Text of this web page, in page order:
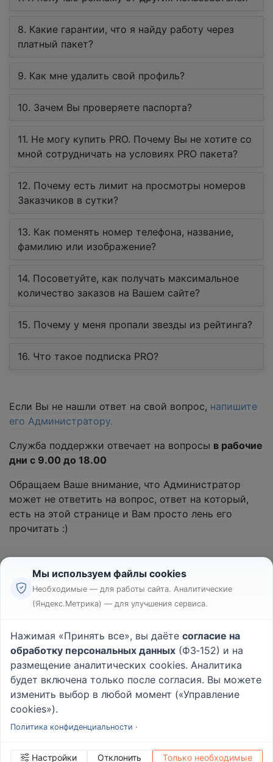
8. Какие гарантии, что я найду работу через
платный пакет?
9. Как мне удалить свой профиль?
10. Зачем Вы проверяете паспорта?
11. Не могу купить PRO. Почему Вы не хотите со
мной сотрудничать на условиях PRO пакета?
12. Почему есть лимит на просмотры номеров
Заказчиков в сутки?
13. Как поменять номер телефона, название,
фамилию или изображение?
14. Посоветуйте, как получать максимальное
количество заказов на Вашем сайте?
15. Почему у меня пропали звезды из рейтинга?
16. Что такое подписка PRO?
Если Вы не нашли ответ на свой вопрос, напишите
его Администратору.
Служба поддержки отвечает на вопросы в рабочие
дни с 9.00 до 18.00
Обращаем Ваше внимание, что Администратор
может не ответить на вопрос, ответ на который,
есть на этой странице и Вам просто лень его
прочитать :)
Реклама
Пользовательское соглашение
Политика конфиденциальности
Вопрос - Ответ|О проекте
Мы используем файлы cookies
Необходимые — для работы сайта. Аналитические
(Яндекс.Метрика) — для улучшения сервиса.
Нажимая «Принять все», вы даёте согласие на
обработку персональных данных (ФЗ‑152) и на
размещение аналитических cookies. Аналитика
будет включена только после согласия. Вы можете
изменить выбор в любой момент («Управление
cookies»).
Политика конфиденциальности ·
Настройки Отклонить Только необходимые